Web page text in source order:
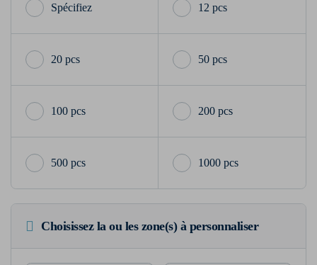
12 pcs
20 pcs 50 pcs
100 pcs 200 pcs
500 pcs 1000 pcs
Choisissez la ou les zone(s) à personnaliser